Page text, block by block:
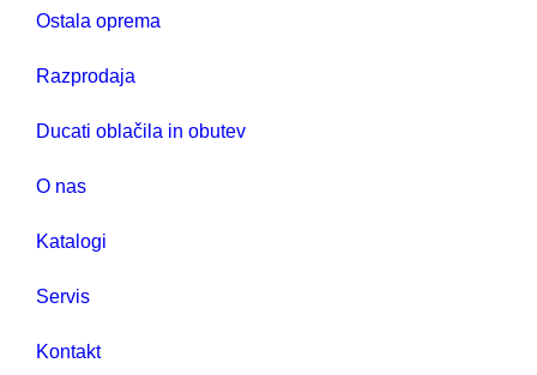
Ostala oprema
Razprodaja
Ducati oblačila in obutev
O nas
Katalogi
Servis
Kontakt